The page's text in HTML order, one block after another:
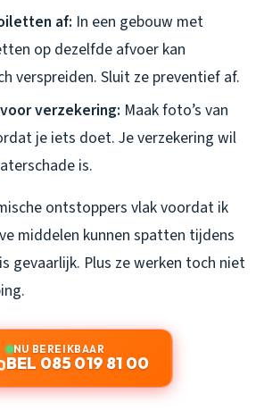
af: In een gebouw met
op dezelfde afvoer kan
verspreiden. Sluit ze preventief af.
verzekering: Maak foto’s van
je iets doet. Je verzekering wil
is.
ontstoppers vlak voordat ik
middelen kunnen spatten tijdens
gevaarlijk. Plus ze werken toch niet
NU BEREIKBAAR
BEL 085 019 81 00